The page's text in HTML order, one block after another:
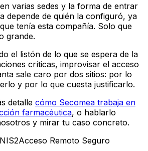
varias sedes y la forma de entrar
depende de quién la configuró, ya
tenía esta compañía. Solo que
grande.
el listón de lo que se espera de la
críticas, improvisar el acceso
sale caro por dos sitios: por lo
y por lo que cuesta justificarlo.
detalle cómo Secomea trabaja en
farmacéutica, o hablarlo
y mirar tu caso concreto.
Acceso Remoto Seguro